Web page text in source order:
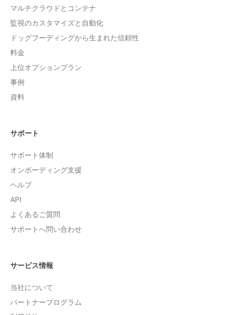
マルチクラウドとコンテナ
監視のカスタマイズと自動化
ドッグフーディングから生まれた信頼性
料金
上位オプションプラン
事例
資料
サポート
サポート体制
オンボーディング支援
ヘルプ
API
よくあるご質問
サポートへ問い合わせ
サービス情報
当社について
パートナープログラム